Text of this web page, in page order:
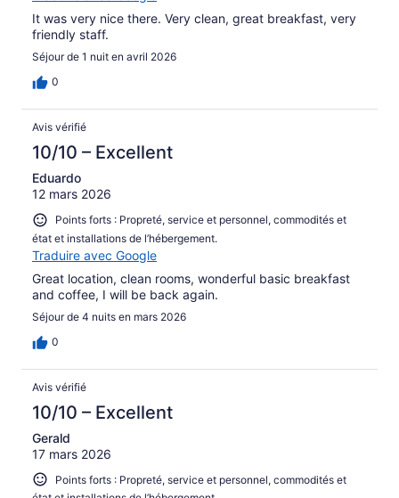
It was very nice there. Very clean, great breakfast, very
friendly staff.
Séjour de 1 nuit en avril 2026
0
Avis vérifié
10/10 – Excellent
Eduardo
12 mars 2026
Points forts : Propreté, service et personnel, commodités et
état et installations de l’hébergement.
Traduire avec Google
Great location, clean rooms, wonderful basic breakfast
and coffee, I will be back again.
Séjour de 4 nuits en mars 2026
0
Avis vérifié
10/10 – Excellent
Gerald
17 mars 2026
Points forts : Propreté, service et personnel, commodités et